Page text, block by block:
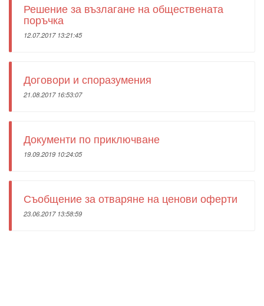
Решение за възлагане на обществената
поръчка
12.07.2017 13:21:45
Договори и споразумения
21.08.2017 16:53:07
Документи по приключване
19.09.2019 10:24:05
Съобщение за отваряне на ценови оферти
23.06.2017 13:58:59